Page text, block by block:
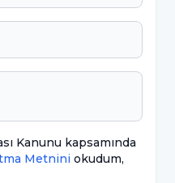
yüzden
bir doktora
Çocuklarda ve
ve doluluk
Kanunu kapsamında
Metniniokudum,